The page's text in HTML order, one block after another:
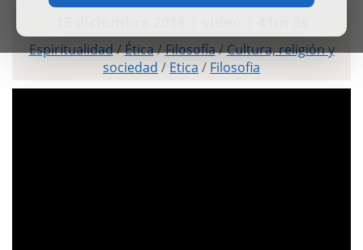
Espiritualidad/Ética/Filosofía/Cultura, religión y
sociedad / Etica / Filosofia